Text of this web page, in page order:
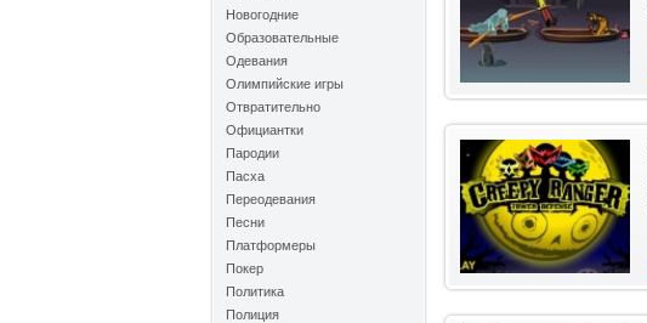
Новогодние
Образовательные
Одевания
Олимпийские игры
Отвратительно
Официантки
Пародии
Пасха
Переодевания
Песни
Платформеры
Покер
Политика
Полиция